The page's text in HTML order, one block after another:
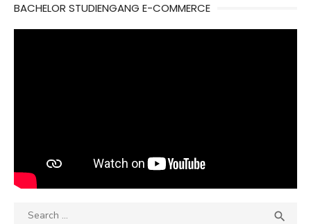
BACHELOR STUDIENGANG E-COMMERCE
Search
